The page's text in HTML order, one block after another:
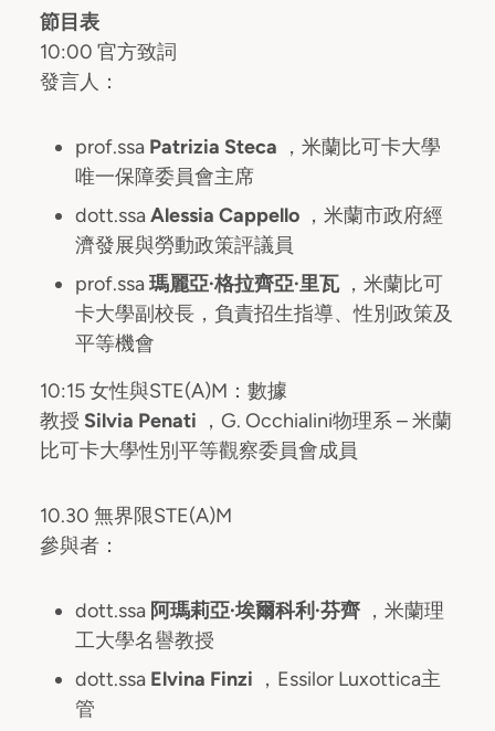
節目表
10:00 官方致詞
發言人：
prof.ssa Patrizia Steca ，米蘭比可卡大學
唯一保障委員會主席
dott.ssaAlessia Cappello ，米蘭市政府經
濟發展與勞動政策評議員
prof.ssa瑪麗亞·格拉齊亞·里瓦 ，米蘭比可
卡大學副校長，負責招生指導、性別政策及
平等機會
10:15 女性與STE(A)M：數據
教授 Silvia Penati ，G. Occhialini物理系 – 米蘭
比可卡大學性別平等觀察委員會成員
10.30 無界限STE(A)M
參與者：
dott.ssa 阿瑪莉亞·埃爾科利·芬齊 ，米蘭理
工大學名譽教授
dott.ssa Elvina Finzi ，Essilor Luxottica主
管